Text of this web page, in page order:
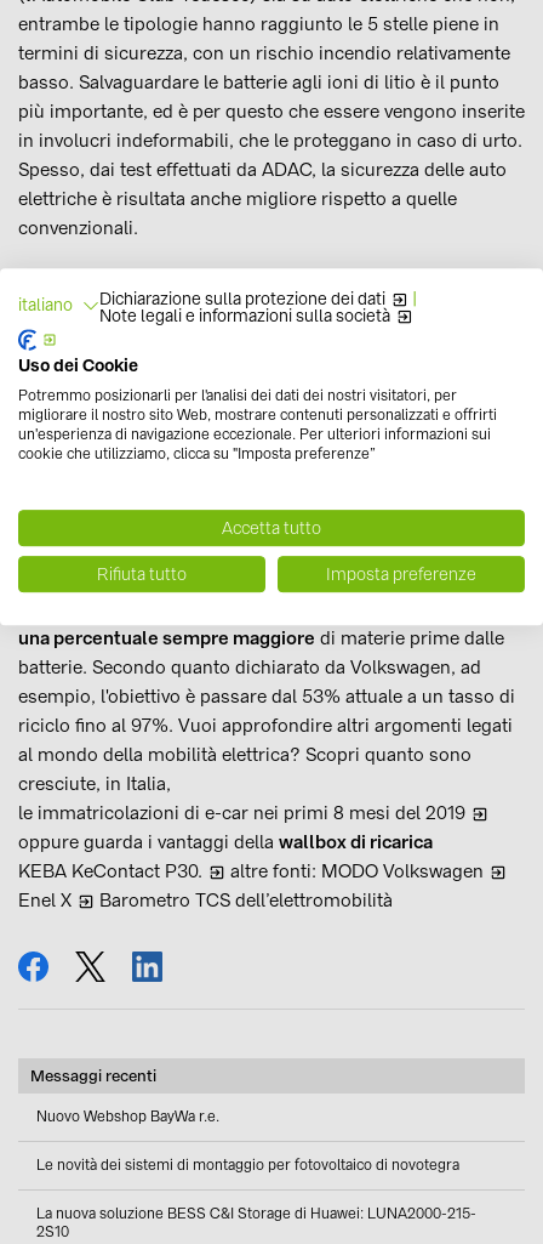
entrambe le tipologie hanno raggiunto le 5 stelle piene in
termini di sicurezza, con un rischio incendio relativamente
basso. Salvaguardare le batterie agli ioni di litio è il punto
più importante, ed è per questo che essere vengono inserite
in involucri indeformabili, che le proteggano in caso di urto.
Spesso, dai test effettuati da ADAC, la sicurezza delle auto
elettriche è risultata anche migliore rispetto a quelle
convenzionali.
4) Le auto elettriche non inquinano
meno di quelle a combustione
In realtà, secondo una
emissioni di CO2 dei veicoli elettrici sono state, nel 2018,
inferiori del 40% rispetto a quelle a combustione. Il divario
di inquinamento prodotto da vetture tradizionali rispetto a
sempre più netto nei prossimi anni, man mano che i vari
Paesi si affideranno sempre di più alla produzione di
energia rinnovabile e si allontaneranno dal carbone. Con
una percentuale sempre maggiore di materie prime dalle
batterie. Secondo quanto dichiarato da Volkswagen, ad
esempio, l'obiettivo è passare dal 53% attuale a un tasso di
riciclo fino al 97%. Vuoi approfondire altri argomenti legati
al mondo della mobilità elettrica? Scopri quanto sono
cresciute, in Italia,
le immatricolazioni di e-car nei primi 8 mesi del 2019
oppure guarda i vantaggi della wallbox di ricarica
KEBA KeContact P30.
altre fonti: MODO Volkswagen
Enel X
Barometro TCS dell’elettromobilità
condividi
tweetcondividi
Messaggi recenti
Nuovo Webshop BayWa r.e.
Le novità dei sistemi di montaggio per fotovoltaico di novotegra
La nuova soluzione BESS C&I Storage di Huawei: LUNA2000-215-
2S10
italiano Dichiarazione sulla protezione dei dati |
Note legali e informazioni sulla società
Uso dei Cookie
Potremmo posizionarli per l'analisi dei dati dei nostri visitatori, per
migliorare il nostro sito Web, mostrare contenuti personalizzati e offrirti
un'esperienza di navigazione eccezionale. Per ulteriori informazioni sui
cookie che utilizziamo, clicca su "Imposta preferenze”
Accetta tutto
Rifiuta tutto Imposta preferenze